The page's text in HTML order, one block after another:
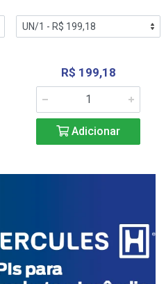
R$ 199,18
Adicionar